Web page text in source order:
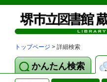
トップページ > 詳細検索
かんたん検索